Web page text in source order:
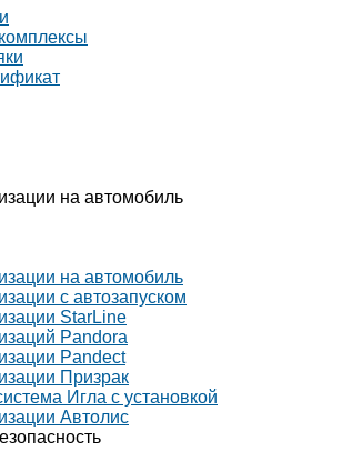
на автомобиль
на автомобиль
с автозапуском
StarLine
Pandora
Pandect
Призрак
Игла с установкой
Автолис